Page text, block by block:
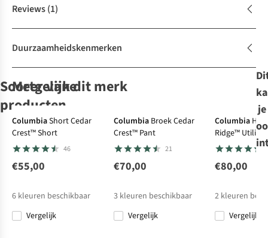
Reviews(1)
Duurzaamheidskenmerken
Soortgelijke
producten
Columbia
Jas
Sienna Hill™
Quilted Jacket
Ayacucho
Regenjas Skylar
Insulated Parka
Columbia
Puffect™ II Full
Zip
Ayacucho
Windermere
Quilted Coat W
Meer van dit merk
ColumbiaShort Cedar
Crest™ Short
46
€55,00
6 kleuren beschikbaar
Vergelijk
Columbia Broek Cedar
Crest™ Pant
21
€70,00
3 kleuren beschikbaar
Vergelijk
Columbia
Ridge™ Utility
€80,00
2 kleuren
Vergelijk
je